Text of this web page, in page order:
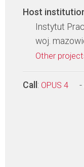
Host
Instytut
woj.
Other
Call : OPUS 4 -